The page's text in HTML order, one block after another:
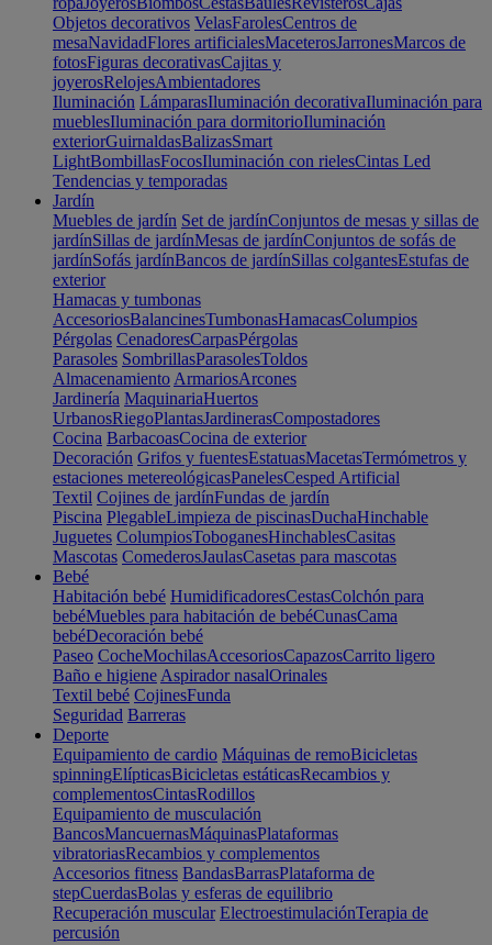
Objetos decorativos VelasFarolesCentros de
mesaNavidadFlores artificialesMaceterosJarronesMarcos de
fotosFiguras decorativasCajitas y
joyerosRelojesAmbientadores
Iluminación LámparasIluminación decorativaIluminación para
mueblesIluminación para dormitorioIluminación
exteriorGuirnaldasBalizasSmart
LightBombillasFocosIluminación con rielesCintas Led
Tendencias y temporadas
Jardín
Muebles de jardín Set de jardínConjuntos de mesas y sillas de
jardínSillas de jardínMesas de jardínConjuntos de sofás de
jardínSofás jardínBancos de jardínSillas colgantesEstufas de
exterior
Hamacas y tumbonas
AccesoriosBalancinesTumbonasHamacasColumpios
Pérgolas CenadoresCarpasPérgolas
Parasoles SombrillasParasolesToldos
Almacenamiento ArmariosArcones
Jardinería MaquinariaHuertos
UrbanosRiegoPlantasJardinerasCompostadores
Cocina BarbacoasCocina de exterior
Decoración Grifos y fuentesEstatuasMacetasTermómetros y
estaciones metereológicasPanelesCesped Artificial
Textil Cojines de jardínFundas de jardín
Piscina PlegableLimpieza de piscinasDuchaHinchable
Juguetes ColumpiosToboganesHinchablesCasitas
Mascotas ComederosJaulasCasetas para mascotas
Bebé
Habitación bebé HumidificadoresCestasColchón para
bebéMuebles para habitación de bebéCunasCama
bebéDecoración bebé
Paseo CocheMochilasAccesoriosCapazosCarrito ligero
Baño e higiene Aspirador nasalOrinales
Textil bebé CojinesFunda
Seguridad Barreras
Deporte
Equipamiento de cardio Máquinas de remoBicicletas
spinningElípticasBicicletas estáticasRecambios y
complementosCintasRodillos
Equipamiento de musculación
BancosMancuernasMáquinasPlataformas
vibratoriasRecambios y complementos
Accesorios fitness BandasBarrasPlataforma de
stepCuerdasBolas y esferas de equilibrio
Recuperación muscular ElectroestimulaciónTerapia de
percusión